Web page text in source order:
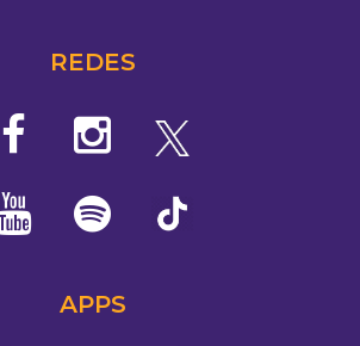
REDES
APPS